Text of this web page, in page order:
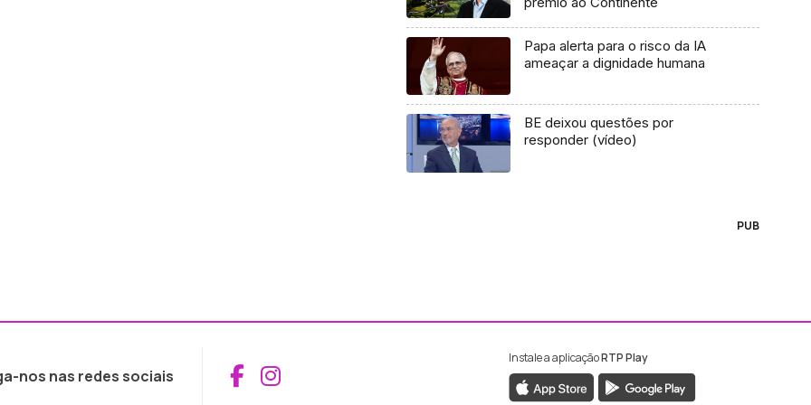
Papa alerta para o risco da IA
ameaçar a dignidade humana
BE deixou questões por
responder (vídeo)
PUB
nos nas redes sociais Aceder ao Facebook da RTP Madeira
Aceder ao Instagram da RTP Madeira
Instale a aplicaçãoRTP Play